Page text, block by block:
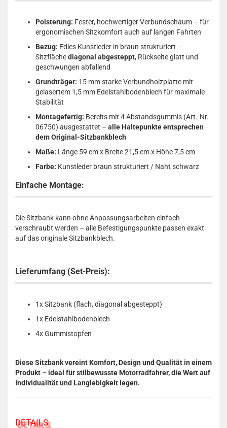
Polsterung: Fester, hochwertiger Verbundschaum – für
ergonomischen Sitzkomfort auch auf langen Fahrten
Bezug: Edles Kunstleder in braun strukturiert –
Sitzflächediagonal abgesteppt, Rückseite glatt und
geschwungen abfallend
Grundträger: 15 mm starke Verbundholzplatte mit
gelasertem 1,5 mm Edelstahlbodenblech für maximale
Stabilität
Montagefertig: Bereits mit 4 Abstandsgummis (Art.-Nr.
06750) ausgestattet – alle Haltepunkte entsprechen
dem Original-Sitzbankblech
Maße: Länge 59 cm x Breite 21,5 cm x Höhe 7,5 cm
Farbe: Kunstleder braun strukturiert / Naht schwarz
Einfache Montage:
Die Sitzbank kann ohne Anpassungsarbeiten einfach
verschraubt werden – alle Befestigungspunkte passen exakt
auf das originale Sitzbankblech.
Lieferumfang (Set-Preis):
1x Sitzbank (flach, diagonal abgesteppt)
1x Edelstahlbodenblech
4x Gummistopfen
Diese Sitzbank vereint Komfort, Design und Qualität in einem
Produkt – ideal für stilbewusste Motorradfahrer, die Wert auf
Individualität und Langlebigkeit legen.
DETAILS